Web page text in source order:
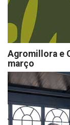
Agromillora e
março